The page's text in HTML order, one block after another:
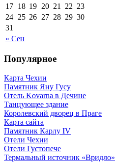
« Сен
17 18 19 20 21 22 23
24 25 26 27 28 29 30
31
Популярное
Карта Чехии
Памятник Яну Гусу
Отель Kovarna в Дечине
Танцующее здание
Королевский дворец в Праге
Карта сайта
Памятник Карлу IV
Отели Чехии
Отели Густопече
Термальный источник «Вридло»